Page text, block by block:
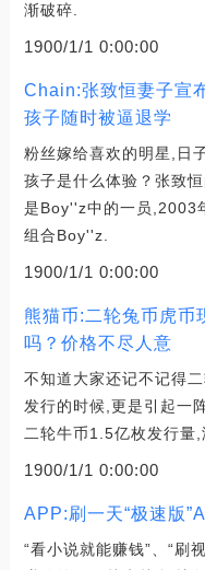
渐破碎.
1900/1/1 0:00:00
Chain:张致恒妻子宣
孩子随时被逼退学
粉丝嫁给喜欢的明星,日
孩子是什么体验？张致
是Boy''z中的一员,2003
组合Boy''z.
1900/1/1 0:00:00
熊猫币:二轮兔币虎币
吗？价格不尽人意
不知道大家还记不记得
发行的时候,更是引起一
二轮牛币1.5亿枚发行量,
1900/1/1 0:00:00
APP:刷一天“极速版
“看小说就能赚钱”、“刷